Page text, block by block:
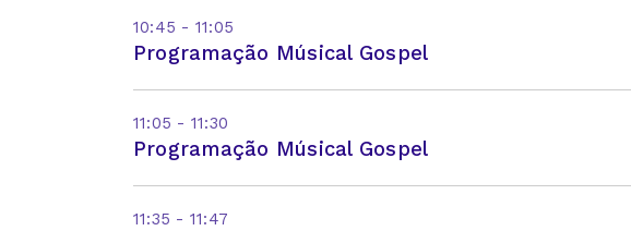
10:45 - 11:05
Programação Músical Gospel
11:05 - 11:30
Programação Músical Gospel
11:35 - 11:47